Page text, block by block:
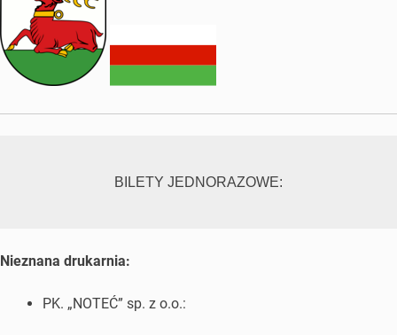
BILETY JEDNORAZOWE:
Nieznana drukarnia:
PK. „NOTEĆ” sp. z o.o.: